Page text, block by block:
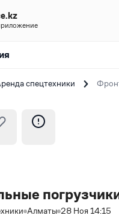
спецтехники
Алматы 28 Ноя 14:15